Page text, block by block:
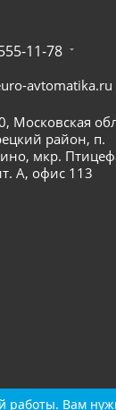
11-78
avtomatika.ru
Московская
район, п.
мкр.
А, офис 113
Вам